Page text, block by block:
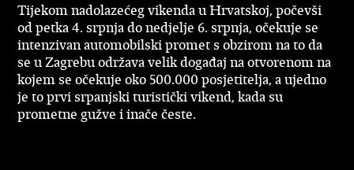
Tijekom nadolazećeg vikenda u Hrvatskoj, počevši
od petka 4. srpnja do nedjelje 6. srpnja, očekuje se
intenzivan automobilski promet s obzirom na to da
se u Zagrebu održava velik događaj na otvorenom na
kojem se očekuje oko 500.000 posjetitelja, a ujedno
je to prvi srpanjski turistički vikend, kada su
prometne gužve i inače česte.